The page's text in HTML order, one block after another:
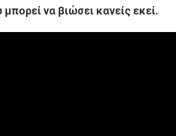
να βιώσει κανείς εκεί.